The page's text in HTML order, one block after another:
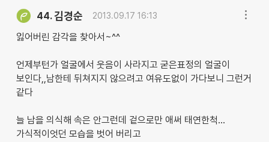
44.김경순 2013.09.17 16:13
잃어버린 감각을 찾아서~^^
언제부턴가 얼굴에서 웃음이 사라지고 굳은표정의 얼굴이
보인다,,남한테 뒤쳐지지 않으려고 여유도없이 가다보니 그런거
같다
늘 남을 의식해 속은 안그런데 겉으로만 애써 태연한척...
가식적이엇던 모습을 벗어 버리고